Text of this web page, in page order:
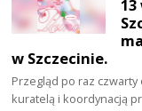
w Szczecinie.
Przegląd po raz
kuratelą i koordynacją